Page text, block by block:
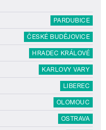
PARDUBICE
ČESKÉ BUDĚJOVICE
HRADEC KRÁLOVÉ
KARLOVY VARY
LIBEREC
OLOMOUC
OSTRAVA